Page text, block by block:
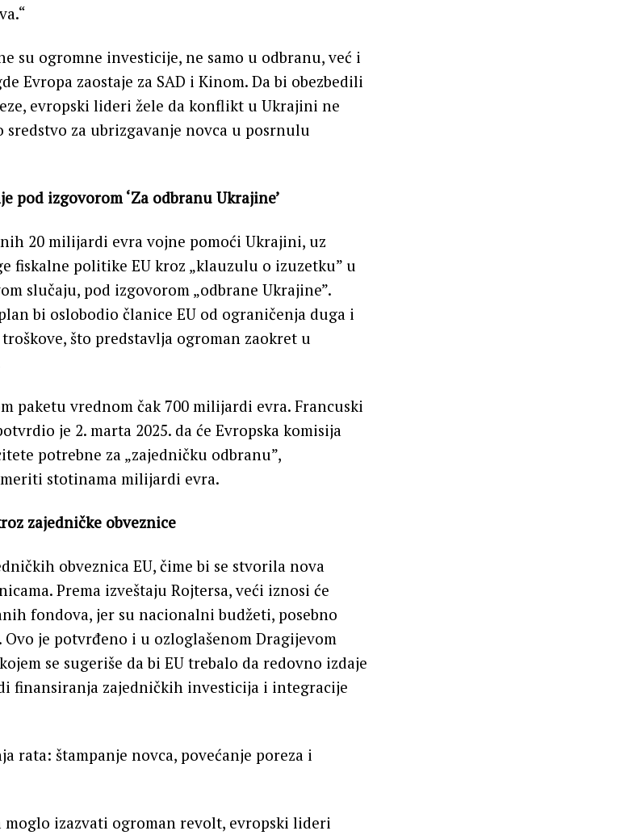
su ogromne investicije, ne samo u odbranu, već i
Evropa zaostaje za SAD i Kinom. Da bi obezbedili
evropski lideri žele da konflikt u Ukrajini ne
sredstvo za ubrizgavanje novca u posrnulu
pod izgovorom ‘Za odbranu Ukrajine’
20 milijardi evra vojne pomoći Ukrajini, uz
fiskalne politike EU kroz „klauzulu o izuzetku” u
slučaju, pod izgovorom „odbrane Ukrajine”.
bi oslobodio članice EU od ograničenja duga i
što predstavlja ogroman zaokret u
paketu vrednom čak 700 milijardi evra. Francuski
je 2. marta 2025. da će Evropska komisija
potrebne za „zajedničku odbranu”,
stotinama milijardi evra.
zajedničke obveznice
obveznica EU, čime bi se stvorila nova
Prema izveštaju Rojtersa, veći iznosi će
fondova, jer su nacionalni budžeti, posebno
je potvrđeno i u ozloglašenom Dragijevom
se sugeriše da bi EU trebalo da redovno izdaje
finansiranja zajedničkih investicija i integracije
rata: štampanje novca, povećanje poreza i
moglo izazvati ogroman revolt, evropski lideri